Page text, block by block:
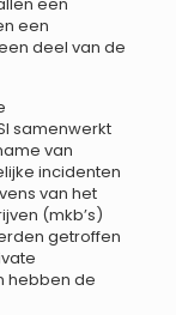
een
deel van de
samenwerkt
van
incidenten
van het
(mkb’s)
getroffen
hebben de